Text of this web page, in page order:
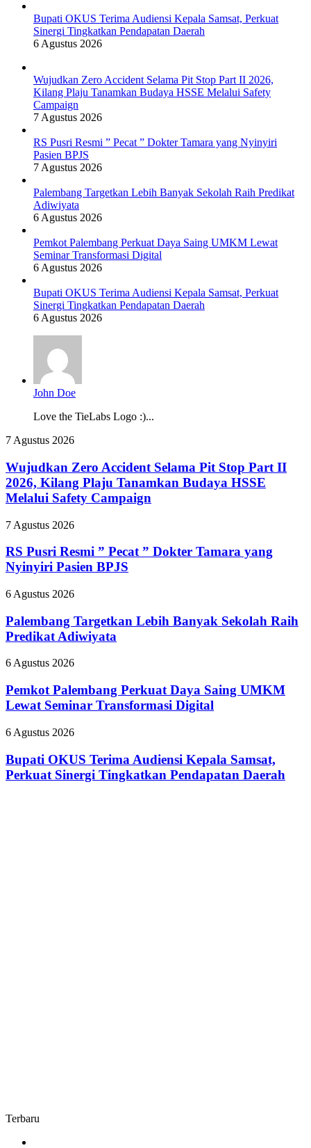
Bupati OKUS Terima Audiensi Kepala Samsat, Perkuat
Sinergi Tingkatkan Pendapatan Daerah
6 Agustus 2026
Wujudkan Zero Accident Selama Pit Stop Part II 2026,
Kilang Plaju Tanamkan Budaya HSSE Melalui Safety
Campaign
7 Agustus 2026
RS Pusri Resmi ” Pecat ” Dokter Tamara yang Nyinyiri
Pasien BPJS
7 Agustus 2026
Palembang Targetkan Lebih Banyak Sekolah Raih Predikat
Adiwiyata
6 Agustus 2026
Pemkot Palembang Perkuat Daya Saing UMKM Lewat
Seminar Transformasi Digital
6 Agustus 2026
Bupati OKUS Terima Audiensi Kepala Samsat, Perkuat
Sinergi Tingkatkan Pendapatan Daerah
6 Agustus 2026
John Doe
Love the TieLabs Logo :)...
Wujudkan
Accident
Selama
Pit
Stop
II
Kilang
Plaju
Tanamkan
Budaya
HSSE
Melalui
Safety
Campaign
7 Agustus 2026
Wujudkan Zero Accident Selama Pit Stop Part II
2026, Kilang Plaju Tanamkan Budaya HSSE
Melalui Safety Campaign
RS
Resmi
”
Pecat
Dokter
yang
Nyinyiri
BPJS
7 Agustus 2026
RS Pusri Resmi ” Pecat ” Dokter Tamara yang
Nyinyiri Pasien BPJS
Palembang
Lebih
Banyak
Sekolah
Predikat
6 Agustus 2026
Palembang Targetkan Lebih Banyak Sekolah Raih
Predikat Adiwiyata
Pemkot
Perkuat
Daya
Saing
Lewat
Transformasi
Digital
6 Agustus 2026
Pemkot Palembang Perkuat Daya Saing UMKM
Lewat Seminar Transformasi Digital
Bupati
Terima
Audiensi
Kepala
6 Agustus 2026
Bupati OKUS Terima Audiensi Kepala Samsat,
Perkuat Sinergi Tingkatkan Pendapatan Daerah
Terbaru